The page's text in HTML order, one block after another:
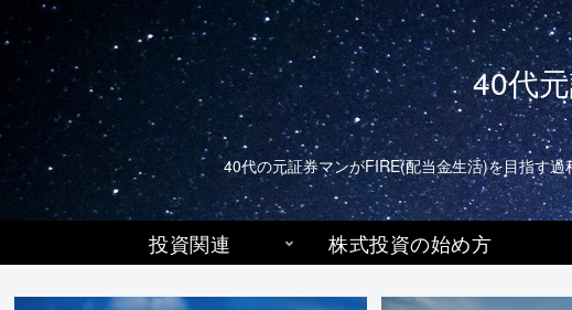
40代
40代の元証券マンがFIRE(配当金生活)を目指す
投資関連 株式投資の始め方